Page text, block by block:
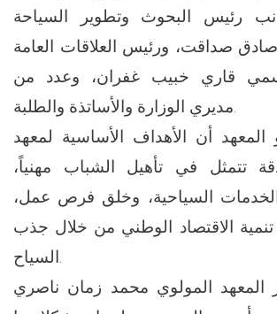
رئيس البحوث وتطوير السياحة
صداقت، ورئيس العلاقات العامة
قاري خبيب غفران، وعدد من
مديري الوزارة والأساتذة والطلبة.
أن الأهداف الأساسية لمعهد
تتمثل في تأهيل الشباب مهنياً،
الخدمات السياحية، وخلق فرص عمل،
الاقتصاد الوطني من خلال جذب
السياح.
المعهد المولوي محمد زمان ناصري